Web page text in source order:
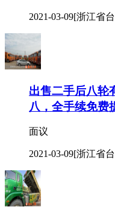
2021-03-09[浙江省
出售二手后八轮
八，全手续免费
面议
2021-03-09[浙江省